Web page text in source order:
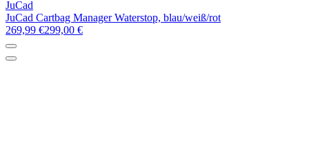
JuCad
JuCad Cartbag Manager Waterstop, blau/weiß/rot
269,99 €299,00 €